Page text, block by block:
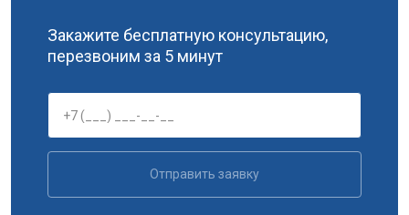
Закажите бесплатную консультацию,
перезвоним за 5 минут
Отправить заявку